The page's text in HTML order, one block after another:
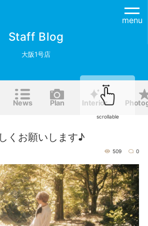
menu
Staff Blog
大阪1号店
News Plan Interior
くお願いします♪
509 0